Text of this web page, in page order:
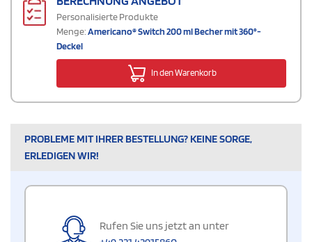
Personalisierte Produkte
Menge:Americano® Switch 200 ml Becher mit 360°-
Deckel
In den Warenkorb
PROBLEME MIT IHRER BESTELLUNG? KEINE SORGE,
ERLEDIGEN WIR!
Rufen Sie uns jetzt an unter